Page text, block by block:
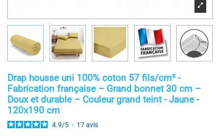
Drap housse uni 100% coton 57 fils/cm² -
Fabrication française – Grand bonnet 30 cm –
Doux et durable – Couleur grand teint - Jaune -
120x190 cm
4.9/5 - 17avis